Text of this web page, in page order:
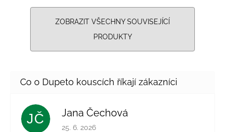
ZOBRAZIT VŠECHNY SOUVISEJÍCÍ
PRODUKTY
JČ Jana Čechová
Hodnocení obchodu je 5 z 5 hvězdiček.
25. 6. 2026